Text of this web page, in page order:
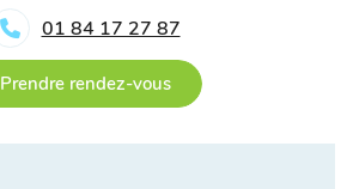
01 84 17 27 87
Prendre rendez-vous